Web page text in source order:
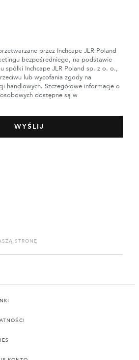
przez Inchcape JLR Poland
bezpośredniego, na podstawie
spółki Inchcape JLR Poland sp. z o. o.,
lub wycofania zgody na
handlowych. Szczegółowe informacje o
dostępne są w